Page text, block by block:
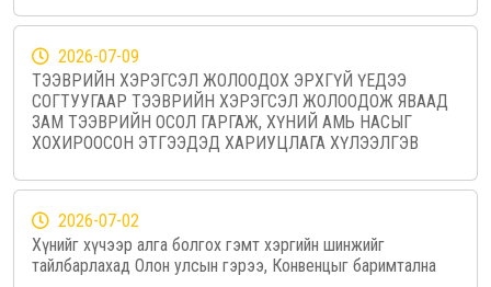
2026-07-09
ТЭЭВРИЙН ХЭРЭГСЭЛ ЖОЛООДОХ ЭРХГҮЙ ҮЕДЭЭ
СОГТУУГААР ТЭЭВРИЙН ХЭРЭГСЭЛ ЖОЛООДОЖ ЯВААД
ЗАМ ТЭЭВРИЙН ОСОЛ ГАРГАЖ, ХҮНИЙ АМЬ НАСЫГ
ХОХИРООСОН ЭТГЭЭДЭД ХАРИУЦЛАГА ХҮЛЭЭЛГЭВ
2026-07-02
Хүнийг хүчээр алга болгох гэмт хэргийн шинжийг
тайлбарлахад Олон улсын гэрээ, Конвенцыг баримтална